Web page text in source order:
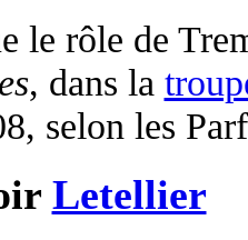
le rôle de
, dans la
selon les
Letellier